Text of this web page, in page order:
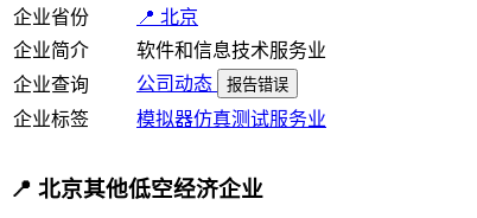
企业省份
📍 北京
企业简介
软件和信息技术服务业
企业查询
公司动态 报告错误
企业标签 模拟器仿真测试服务业
📍 北京其他低空经济企业